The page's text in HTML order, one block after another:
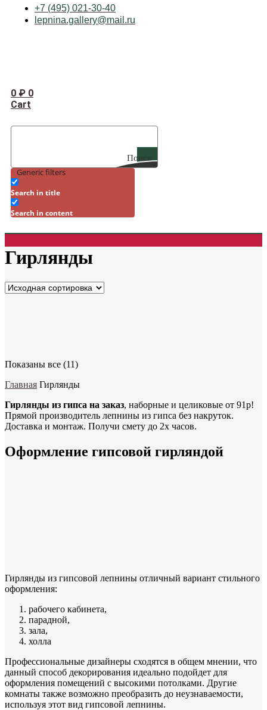
+7 (495) 021-30-40
lepnina.gallery@mail.ru
0 ₽ 0
Cart
Поиск
Generic filters
Search in title
Search in content
Гирлянды
Показаны все (11)
Главная Гирлянды
Гирлянды из гипса на заказ, наборные и целиковые от 91р!
Прямой производитель лепнины из гипса без накруток.
Доставка и монтаж. Получи смету до 2х часов.
Оформление гипсовой гирляндой
Гирлянды из гипсовой лепнины отличный вариант стильного
оформления:
рабочего кабинета,
парадной,
зала,
холла
Профессиональные дизайнеры сходятся в общем мнении, что
данный способ декорирования идеально подойдет для
оформления помещений с высокими потолками. Другие
комнаты также возможно преобразить до неузнаваемости,
используя этот вид гипсовой лепнины.